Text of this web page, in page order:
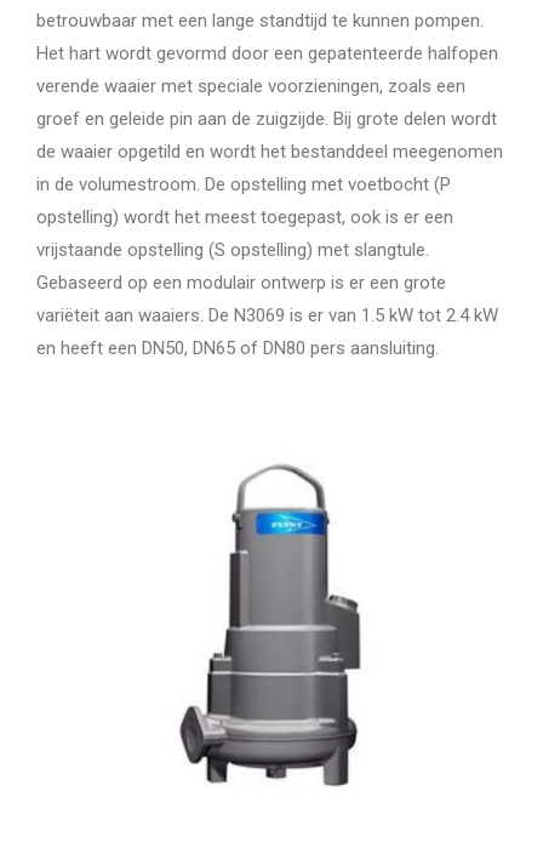
betrouwbaar met een lange standtijd te kunnen pompen.
Het hart wordt gevormd door een gepatenteerde halfopen
verende waaier met speciale voorzieningen, zoals een
groef en geleide pin aan de zuigzijde. Bij grote delen wordt
de waaier opgetild en wordt het bestanddeel meegenomen
in de volumestroom. De opstelling met voetbocht (P
opstelling) wordt het meest toegepast, ook is er een
vrijstaande opstelling (S opstelling) met slangtule.
Gebaseerd op een modulair ontwerp is er een grote
variëteit aan waaiers. De N3069 is er van 1.5 kW tot 2.4 kW
en heeft een DN50, DN65 of DN80 pers aansluiting.